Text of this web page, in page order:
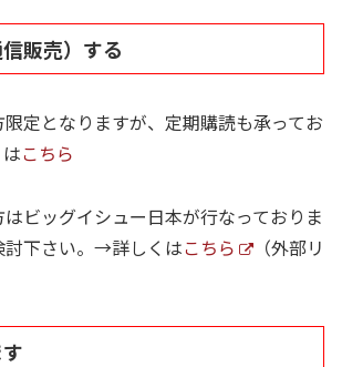
販売）する
定となりますが、定期購読も承ってお
こちら
ビッグイシュー日本が行なっておりま
討下さい。→詳しくはこちら
（外部リ